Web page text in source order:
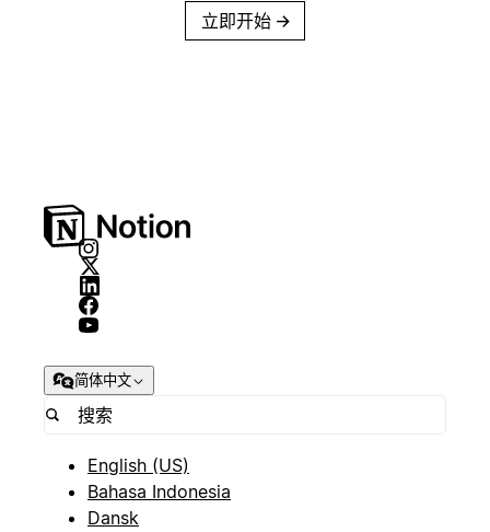
立即开始 →
简体中文
English (US)
Bahasa Indonesia
Dansk